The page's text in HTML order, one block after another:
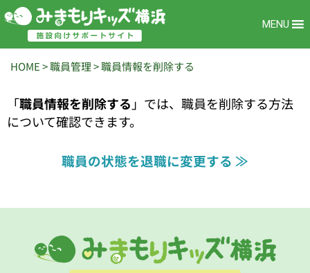
MENU
HOME>職員管理>職員情報を削除する
「職員情報を削除する 」では、職員を削除する方法
について確認できます。
職員の状態を退職に変更する ≫